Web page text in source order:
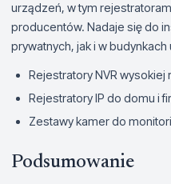
urządzeń, w tym
producentów. Nadaje się do
prywatnych, jak i w
Rejestratory NVR
Rejestratory IP do domu i
Zestawy kamer do
Podsumowanie